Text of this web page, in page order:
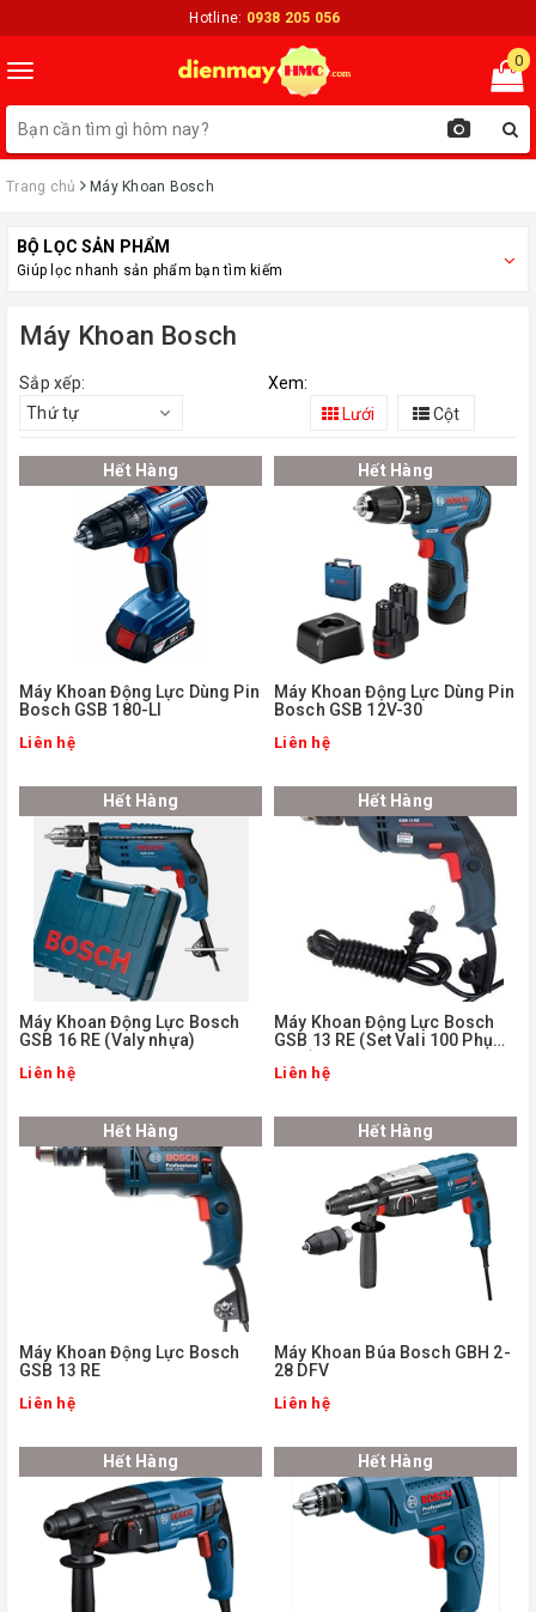
Hotline: 0938 205 056
Toggle
navigation
0
Trang chủ Máy Khoan Bosch
BỘ LỌC SẢN PHẨM
Giúp lọc nhanh sản phẩm bạn tìm kiếm
Máy Khoan Bosch
Sắp xếp:
Thứ tự
Xem:
Lưới
Cột
Hết Hàng
Máy Khoan Động Lực Dùng Pin
Bosch GSB 180-LI
Liên hệ
Hết Hàng
Máy Khoan Động Lực Dùng Pin
Bosch GSB 12V-30
Liên hệ
Hết Hàng
Máy Khoan Động Lực Bosch
GSB 16 RE (Valy nhựa)
Liên hệ
Hết Hàng
Máy Khoan Động Lực Bosch
GSB 13 RE (Set Vali 100 Phụ
Liên hệ
Hết Hàng
Máy Khoan Động Lực Bosch
GSB 13 RE
Liên hệ
Hết Hàng
Máy Khoan Búa Bosch GBH 2-
28 DFV
Liên hệ
Hết Hàng Hết Hàng